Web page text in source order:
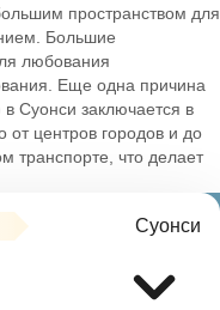
пространством для
Большие
любования
Еще одна причина
Суонси заключается в
от центров городов и до
транспорте, что делает
Суонси